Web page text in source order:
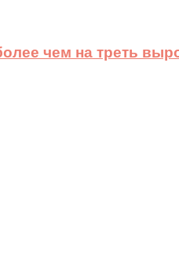
чем на треть